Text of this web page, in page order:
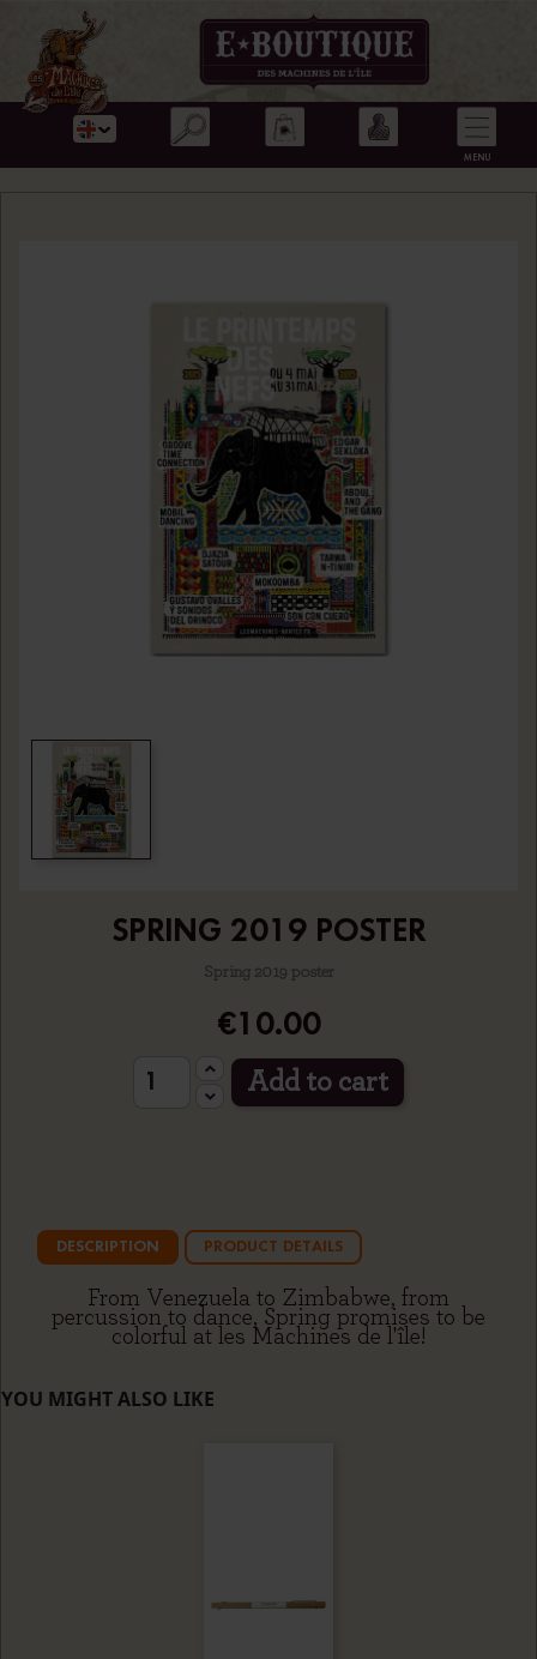
SPRING 2019 POSTER
Spring 2019 poster
€10.00
Add to cart
DESCRIPTION PRODUCT DETAILS
From Venezuela to Zimbabwe, from
percussion to dance, Spring promises to be
colorful at les Machines de l'île!
YOU MIGHT ALSO LIKE